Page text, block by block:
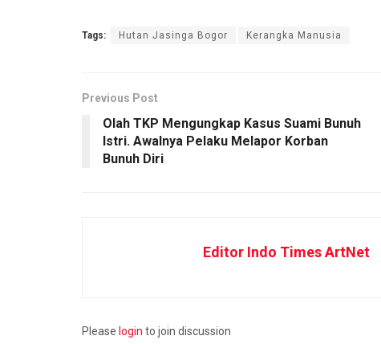
Tags: Hutan Jasinga Bogor Kerangka Manusia
Previous Post
Olah TKP Mengungkap Kasus Suami Bunuh
Istri. Awalnya Pelaku Melapor Korban
Bunuh Diri
Editor Indo Times ArtNet
Please login to join discussion